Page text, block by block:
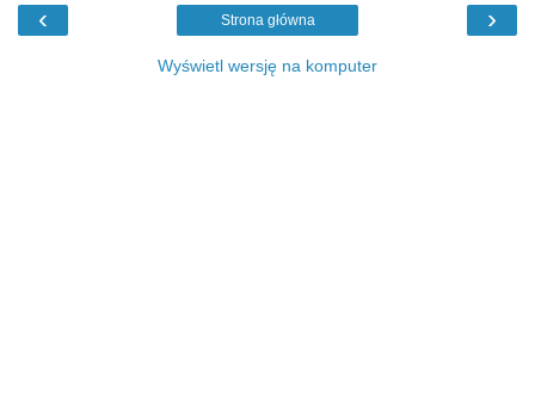
‹ ›
Strona główna
Wyświetl wersję na komputer